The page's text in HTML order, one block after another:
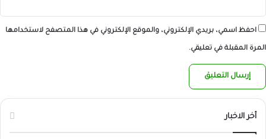
احفظ اسمي، بريدي الإلكتروني، والموقع الإلكتروني في هذا المتصفح لاستخدامها
المرة المقبلة في تعليقي.
أخر الاخبار